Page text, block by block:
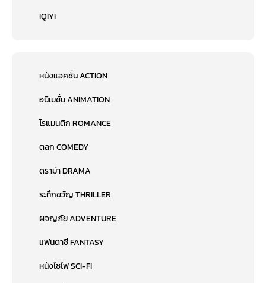
IQIYI
หนังแอคชั่น ACTION
อนิเมชั่น ANIMATION
โรแมนติก ROMANCE
ตลก COMEDY
ดราม่า DRAMA
ระทึกขวัญ THRILLER
ผจญภัย ADVENTURE
แฟนตาซี FANTASY
หนังไซไฟ SCI-FI